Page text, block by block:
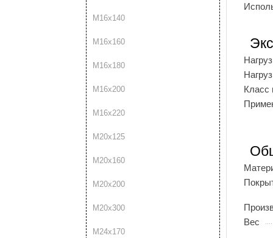
М16х140
М16х160
М16х180
М16х200
М16х220
М20х125
М20х160
М20х200
М20х300
М24х170
Класс
Вес